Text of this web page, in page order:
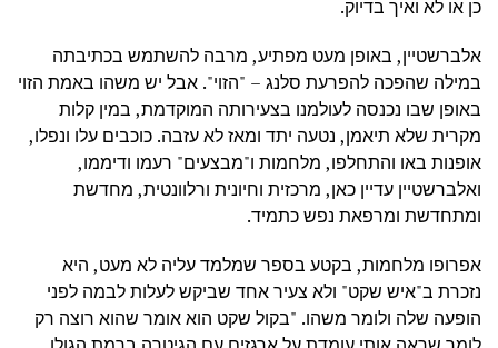
כן או לא ואיך בדיוק.
אלברשטיין, באופן מעט מפתיע, מרבה להשתמש בכתיבתה
במילה שהפכה להפרעת סלנג – "הזוי". אבל יש משהו באמת הזוי
באופן שבו נכנסה לעולמנו בצעירותה המוקדמת, במין קלות
מקרית שלא תיאמן, נטעה יתד ומאז לא עזבה. כוכבים עלו ונפלו,
אופנות באו והתחלפו, מלחמות ו"מבצעים" רעמו ודיממו,
ואלברשטיין עדיין כאן, מרכזית וחיונית ורלוונטית, מחדשת
ומתחדשת ומרפאת נפש כתמיד.
אפרופו מלחמות, בקטע בספר שמלמד עליה לא מעט, היא
נזכרת ב"איש שקט" ולא צעיר אחד שביקש לעלות לבמה לפני
הופעה שלה ולומר משהו. "בקול שקט הוא אומר שהוא רוצה רק